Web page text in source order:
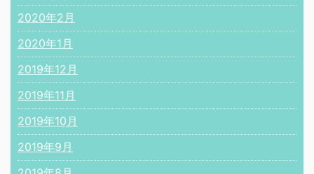
2020年2月
2020年1月
2019年12月
2019年11月
2019年10月
2019年9月